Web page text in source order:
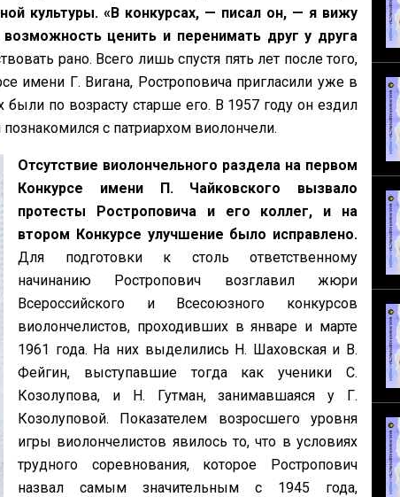
культуры. «В конкурсах, — писал он, — я вижу
ценить и перенимать друг у друга
рано. Всего лишь спустя пять лет после того,
имени Г. Вигана, Ростроповича пригласили уже в
по возрасту старше его. В 1957 году он ездил
с патриархом виолончели.
Отсутствие виолончельного раздела на первом
Конкурсе имени П. Чайковского вызвало
протесты Ростроповича и его коллег, и на
втором Конкурсе улучшение было исправлено.
Для подготовки к столь ответственному
начинанию Ростропович возглавил жюри
Всероссийского и Всесоюзного конкурсов
виолончелистов, проходивших в январе и марте
1961 года. На них выделились Н. Шаховская и В.
Фейгин, выступавшие тогда как ученики С.
Козолупова, и Н. Гутман, занимавшаяся у Г.
Козолуповой. Показателем возросшего уровня
игры виолончелистов явилось то, что в условиях
трудного соревнования, которое Ростропович
назвал самым значительным с 1945 года,